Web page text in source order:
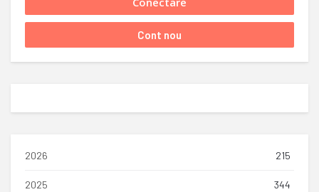
2026 215
2025 344